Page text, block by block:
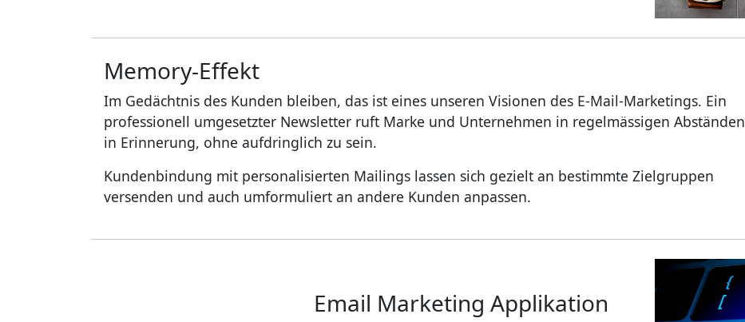
Memory-Effekt
Im Gedächtnis des Kunden bleiben, das ist eines unseren Visionen des E-Mail-Marketings. Ein
professionell umgesetzter Newsletter ruft Marke und Unternehmen in regelmässigen Abständen
in Erinnerung, ohne aufdringlich zu sein.
Kundenbindung mit personalisierten Mailings lassen sich gezielt an bestimmte Zielgruppen
versenden und auch umformuliert an andere Kunden anpassen.
Email Marketing Applikation